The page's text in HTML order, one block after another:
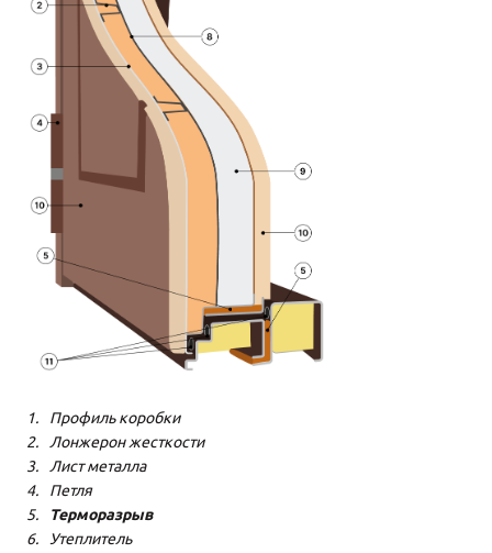
Профиль коробки
Лонжерон жесткости
Лист металла
Петля
Терморазрыв
Утеплитель